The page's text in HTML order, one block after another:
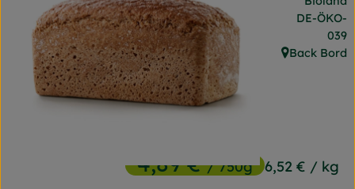
Frischetheke
Naturkost
Getränke
4,89 €/ 750g 6,52 € / kg
,
DE-ÖKO-
039
, Herkunft:
Back Bord